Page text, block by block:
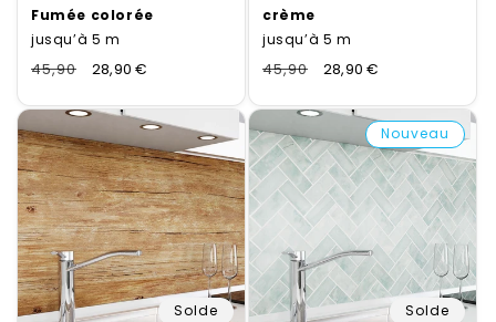
Fumée colorée
jusqu’à 5 m
Normaler
45,90 Verkaufspreis
28,90 €
crème
jusqu’à 5 m
Normaler
45,90 Verkaufspreis
28,90 €
Solde
Nouveau
Solde